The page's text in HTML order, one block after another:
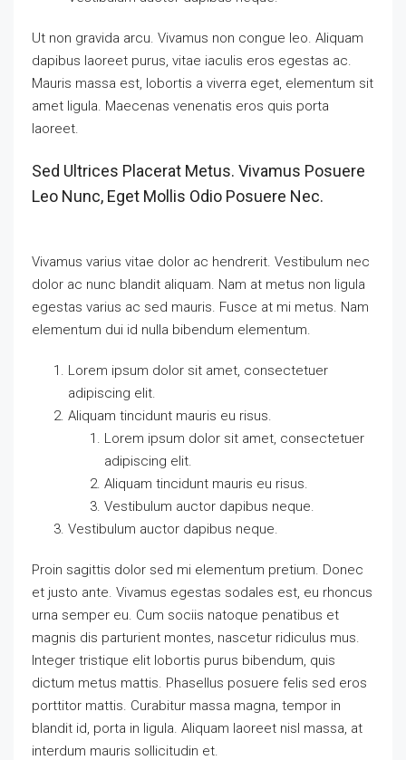
Ut non gravida arcu. Vivamus non congue leo. Aliquam
dapibus laoreet purus, vitae iaculis eros egestas ac.
Mauris massa est, lobortis a viverra eget, elementum sit
amet ligula. Maecenas venenatis eros quis porta
laoreet.
Sed Ultrices Placerat Metus. Vivamus Posuere
Leo Nunc, Eget Mollis Odio Posuere Nec.
Vivamus varius vitae dolor ac hendrerit. Vestibulum nec
dolor ac nunc blandit aliquam. Nam at metus non ligula
egestas varius ac sed mauris. Fusce at mi metus. Nam
elementum dui id nulla bibendum elementum.
Lorem ipsum dolor sit amet, consectetuer
adipiscing elit.
Aliquam tincidunt mauris eu risus.
Lorem ipsum dolor sit amet, consectetuer
adipiscing elit.
Aliquam tincidunt mauris eu risus.
Vestibulum auctor dapibus neque.
Vestibulum auctor dapibus neque.
Proin sagittis dolor sed mi elementum pretium. Donec
et justo ante. Vivamus egestas sodales est, eu rhoncus
urna semper eu. Cum sociis natoque penatibus et
magnis dis parturient montes, nascetur ridiculus mus.
Integer tristique elit lobortis purus bibendum, quis
dictum metus mattis. Phasellus posuere felis sed eros
porttitor mattis. Curabitur massa magna, tempor in
blandit id, porta in ligula. Aliquam laoreet nisl massa, at
interdum mauris sollicitudin et.